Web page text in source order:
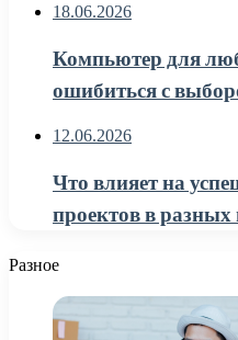
18.06.2026
Компьютер для
ошибиться с
12.06.2026
Что влияет на
проектов в
Разное